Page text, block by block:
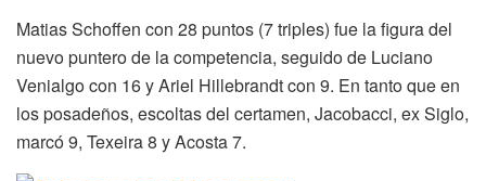
Matias Schoffen con 28 puntos (7 triples) fue la figura del
nuevo puntero de la competencia, seguido de Luciano
Venialgo con 16 y Ariel Hillebrandt con 9. En tanto que en
los posadeños, escoltas del certamen, Jacobacci, ex Siglo,
marcó 9, Texeira 8 y Acosta 7.